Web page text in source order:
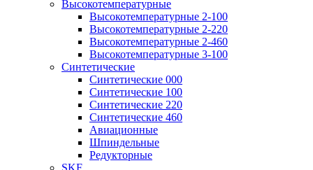
Высокотемпературные
Высокотемпературные 2-100
Высокотемпературные 2-220
Высокотемпературные 2-460
Высокотемпературные 3-100
Синтетические
Синтетические 000
Синтетические 100
Синтетические 220
Синтетические 460
Авиационные
Шпиндельные
Редукторные
SKF